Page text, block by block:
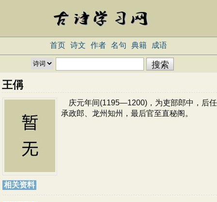
首页 诗文 作者 名句 典籍 成语
王偁
庆元年间(1195—1200)，为吏部郎中，后任
承政郎、龙州知州，最后官至直秘阁。
相关资料